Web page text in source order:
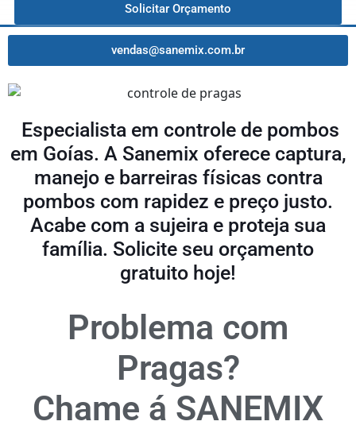
Solicitar Orçamento
vendas@sanemix.com.br
Especialista em controle de pombos
em Goías. A Sanemix oferece captura,
manejo e barreiras físicas contra
pombos com rapidez e preço justo.
Acabe com a sujeira e proteja sua
família. Solicite seu orçamento
gratuito hoje!
Problema com
Pragas?
Chame á SANEMIX